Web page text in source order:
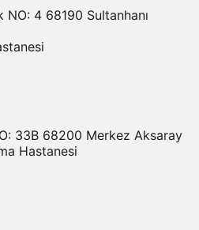
4 68190 Sultanhanı
33B 68200 Merkez Aksaray
Hastanesi